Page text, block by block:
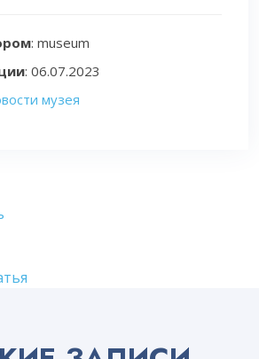
: museum
: 06.07.2023
музея